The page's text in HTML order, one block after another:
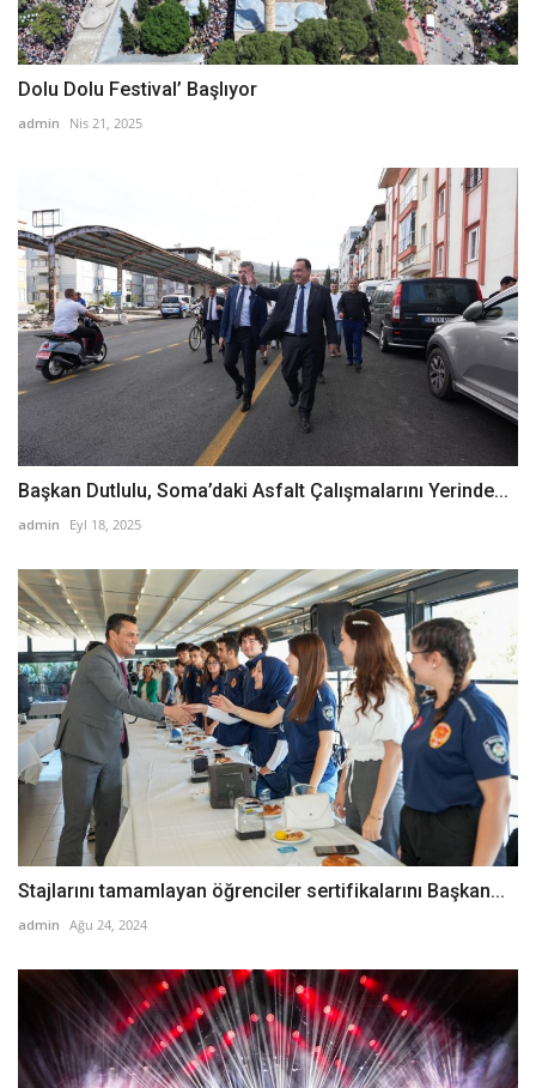
Dolu Dolu Festival’ Başlıyor
admin Nis 21, 2025
Başkan Dutlulu, Soma’daki Asfalt Çalışmalarını Yerinde...
admin Eyl 18, 2025
Stajlarını tamamlayan öğrenciler sertifikalarını Başkan...
admin Ağu 24, 2024